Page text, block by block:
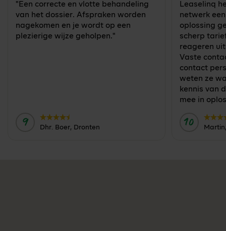
"Een correcte en vlotte behandeling
van het dossier. Afspraken worden
nagekomen en je wordt op een
plezierige wijze geholpen."
9 Door:
Dhr. Boer, Dronten
Leaselinq
netwerk
oplossing
scherp
reageren
Vaste
contact
weten ze
kennis van
mee in
10 Door: